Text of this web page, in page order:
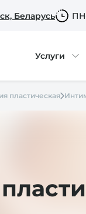
Беларусь
Услуги
пластическая